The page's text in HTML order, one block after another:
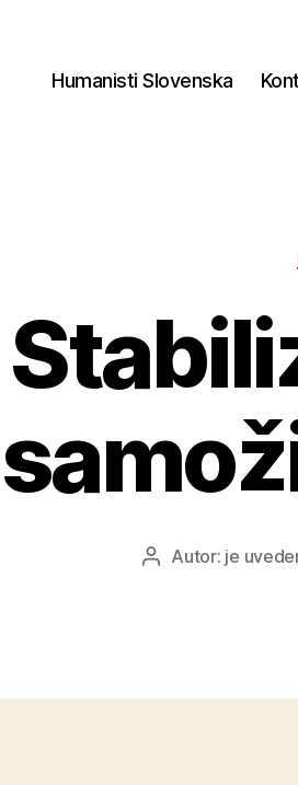
Humanisti Slovenska
AutorAutor: je